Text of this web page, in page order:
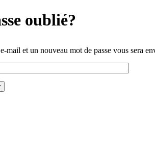
oublié?
mail et un nouveau mot de passe vous sera